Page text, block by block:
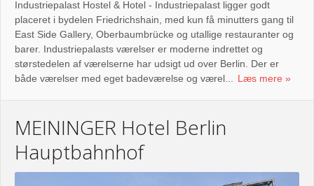
Industriepalast Hostel & Hotel - Industriepalast ligger godt
placeret i bydelen Friedrichshain, med kun få minutters gang til
East Side Gallery, Oberbaumbrücke og utallige restauranter og
barer. Industriepalasts værelser er moderne indrettet og
størstedelen af værelserne har udsigt ud over Berlin. Der er
både værelser med eget badeværelse og værel...
Læs mere
MEININGER Hotel Berlin
Hauptbahnhof